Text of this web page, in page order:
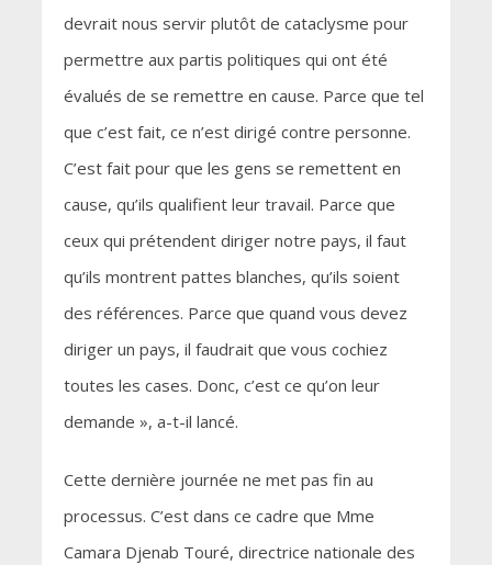
devrait nous servir plutôt de cataclysme pour
permettre aux partis politiques qui ont été
évalués de se remettre en cause. Parce que tel
que c’est fait, ce n’est dirigé contre personne.
C’est fait pour que les gens se remettent en
cause, qu’ils qualifient leur travail. Parce que
ceux qui prétendent diriger notre pays, il faut
qu’ils montrent pattes blanches, qu’ils soient
des références. Parce que quand vous devez
diriger un pays, il faudrait que vous cochiez
toutes les cases. Donc, c’est ce qu’on leur
demande », a-t-il lancé.
Cette dernière journée ne met pas fin au
processus. C’est dans ce cadre que Mme
Camara Djenab Touré, directrice nationale des